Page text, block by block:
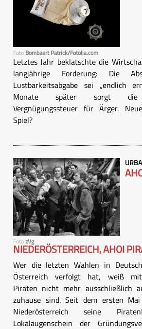
Foto Bombaert Patrick/Fotolia.com
Letztes Jahr beklatschte die
langjährige Forderung: Die
Lustbarkeitsabgabe sei „endlich
Monate später sorgt die
Vergnügungssteuer für Ärger.
Spiel?
FotozVg
NIEDERÖSTERREICH, AHOI
Wer die letzten Wahlen in
Österreich verfolgt hat, weiß
Piraten nicht mehr ausschließlich
zuhause sind. Seit dem ersten
Niederösterreich seine
Lokalaugenschein der